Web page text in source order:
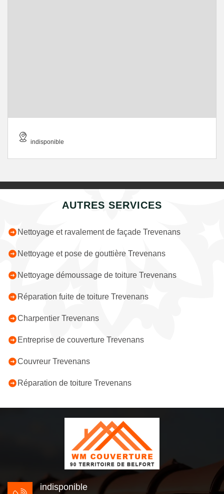
indisponible
AUTRES SERVICES
Nettoyage et ravalement de façade Trevenans
Nettoyage et pose de gouttière Trevenans
Nettoyage démoussage de toiture Trevenans
Réparation fuite de toiture Trevenans
Charpentier Trevenans
Entreprise de couverture Trevenans
Couvreur Trevenans
Réparation de toiture Trevenans
indisponible